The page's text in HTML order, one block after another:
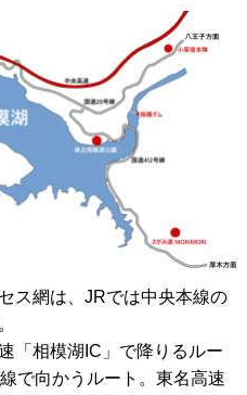
ス網は、JRでは中央本線の
「相模湖IC」で降りるルー
で向かうルート。東名高速